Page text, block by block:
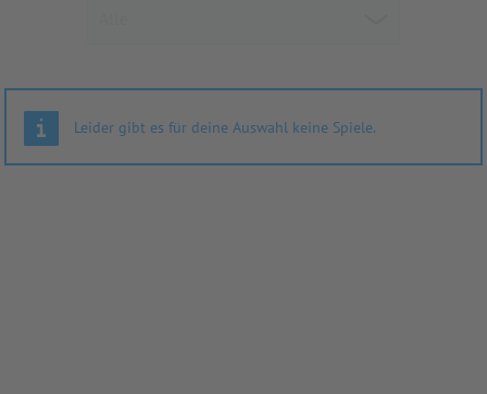
Leider gibt es für deine Auswahl keine Spiele.